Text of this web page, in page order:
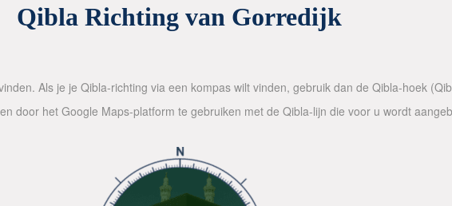
Qibla Richting van Gorredijk
Als je je Qibla-richting via een kompas wilt vinden, gebruik dan de Qibla-hoek
door het Google Maps-platform te gebruiken met de Qibla-lijn die voor u wordt